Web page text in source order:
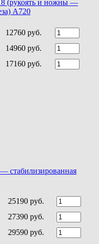
(рукоять и ножны —
A720
12760 руб.
14960 руб.
17160 руб.
стабилизированная
25190 руб.
27390 руб.
29590 руб.